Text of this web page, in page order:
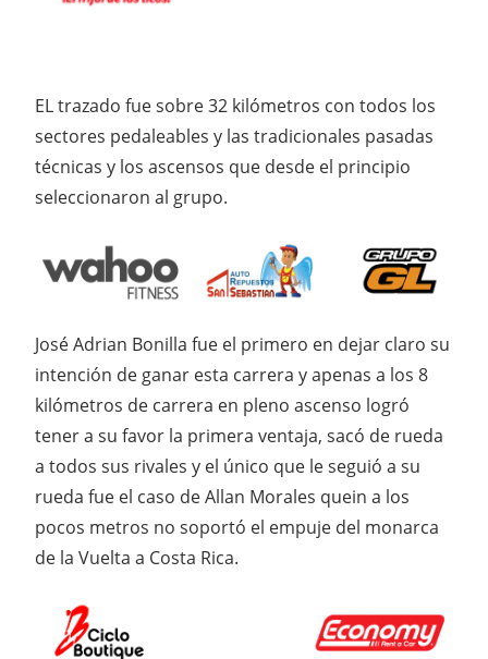
EL trazado fue sobre 32 kilómetros con todos los
sectores pedaleables y las tradicionales pasadas
técnicas y los ascensos que desde el principio
seleccionaron al grupo.
José Adrian Bonilla fue el primero en dejar claro su
intención de ganar esta carrera y apenas a los 8
kilómetros de carrera en pleno ascenso logró
tener a su favor la primera ventaja, sacó de rueda
a todos sus rivales y el único que le seguió a su
rueda fue el caso de Allan Morales quein a los
pocos metros no soportó el empuje del monarca
de la Vuelta a Costa Rica.